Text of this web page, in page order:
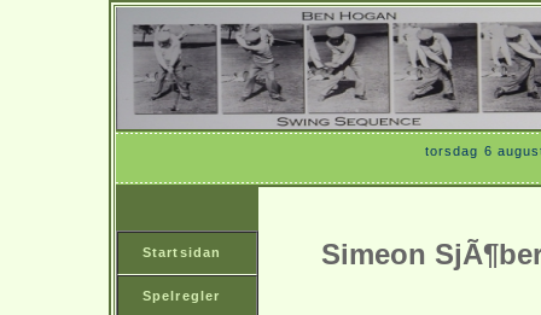
torsdag 6
Startsidan
Spelregler
Simeon